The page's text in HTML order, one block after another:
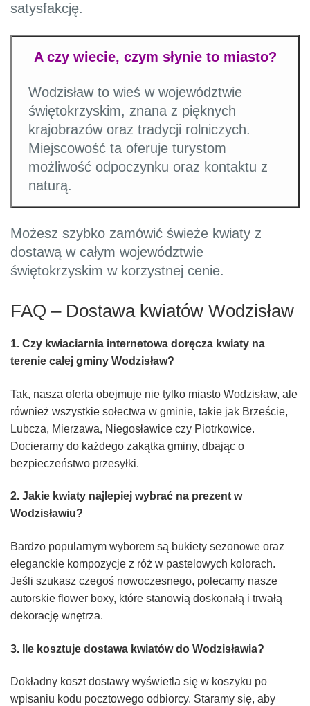
satysfakcję.
A czy wiecie, czym słynie to miasto?
Wodzisław to wieś w województwie
świętokrzyskim, znana z pięknych
krajobrazów oraz tradycji rolniczych.
Miejscowość ta oferuje turystom
możliwość odpoczynku oraz kontaktu z
naturą.
Możesz szybko zamówić świeże kwiaty z
dostawą w całym województwie
świętokrzyskim w korzystnej cenie.
FAQ – Dostawa kwiatów Wodzisław
1. Czy kwiaciarnia internetowa doręcza kwiaty na
terenie całej gminy Wodzisław?
Tak, nasza oferta obejmuje nie tylko miasto Wodzisław, ale
również wszystkie sołectwa w gminie, takie jak Brzeście,
Lubcza, Mierzawa, Niegosławice czy Piotrkowice.
Docieramy do każdego zakątka gminy, dbając o
bezpieczeństwo przesyłki.
2. Jakie kwiaty najlepiej wybrać na prezent w
Wodzisławiu?
Bardzo popularnym wyborem są bukiety sezonowe oraz
eleganckie kompozycje z róż w pastelowych kolorach.
Jeśli szukasz czegoś nowoczesnego, polecamy nasze
autorskie flower boxy, które stanowią doskonałą i trwałą
dekorację wnętrza.
3. Ile kosztuje dostawa kwiatów do Wodzisławia?
Dokładny koszt dostawy wyświetla się w koszyku po
wpisaniu kodu pocztowego odbiorcy. Staramy się, aby